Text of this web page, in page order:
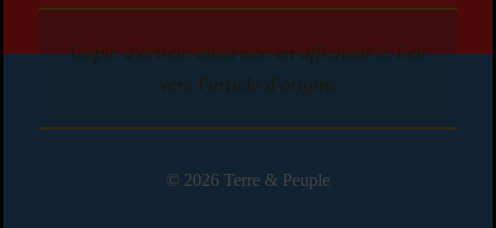
Copie d'article autorisée en affichant le lien
vers l'article d'origine
© 2026 Terre & Peuple